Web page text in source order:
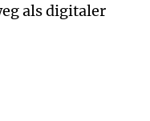
als digitaler